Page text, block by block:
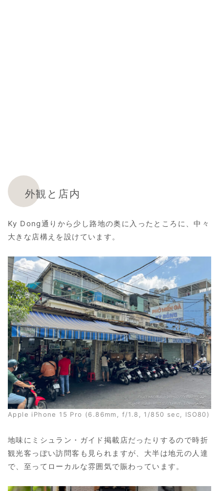
外観と店内
Ky Dong通りから少し路地の奥に入ったところに、中々
大きな店構えを設けています。
Apple iPhone 15 Pro (6.86mm, f/1.8, 1/850 sec, ISO80)
地味にミシュラン・ガイド掲載店だったりするので時折
観光客っぽい訪問客も見られますが、大半は地元の人達
で、至ってローカルな雰囲気で賑わっています。